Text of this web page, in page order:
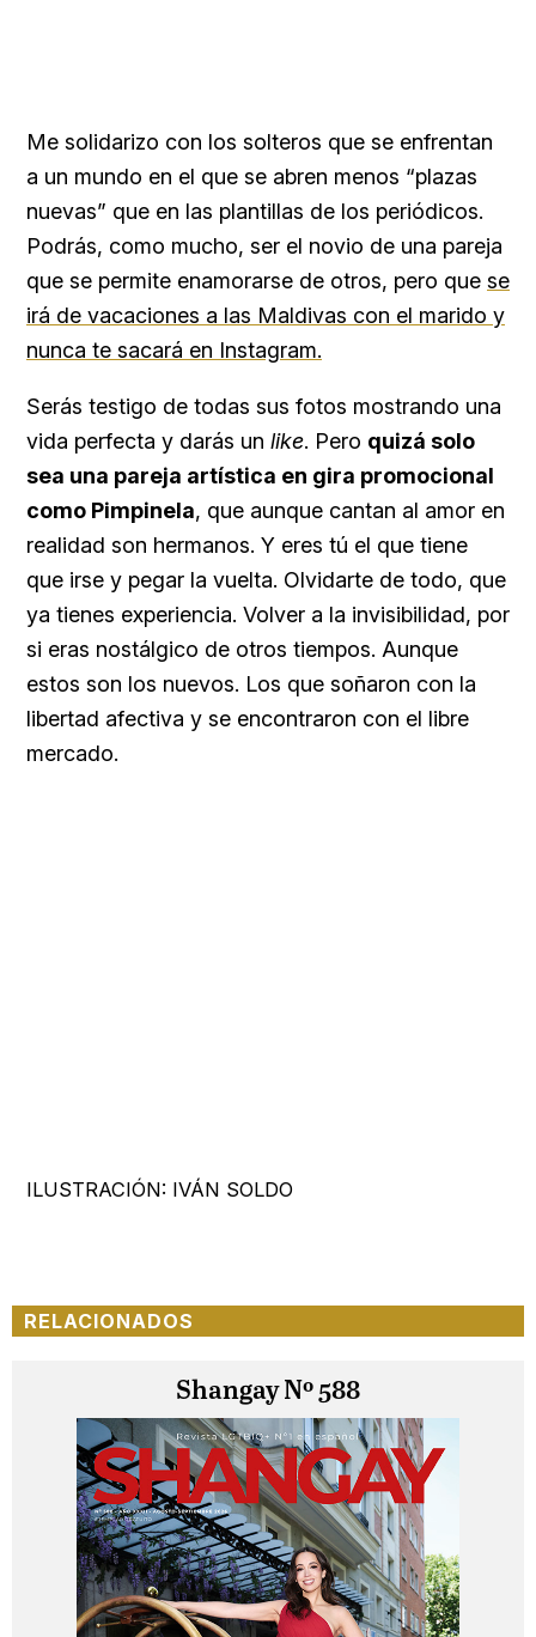
Me solidarizo con los solteros que se enfrentan
a un mundo en el que se abren menos “plazas
nuevas” que en las plantillas de los periódicos.
Podrás, como mucho, ser el novio de una pareja
que se permite enamorarse de otros, pero que se
irá de vacaciones a las Maldivas con el marido y
nunca te sacará en Instagram.
Serás testigo de todas sus fotos mostrando una
vida perfecta y darás un like. Pero quizá solo
sea una pareja artística en gira promocional
como Pimpinela, que aunque cantan al amor en
realidad son hermanos. Y eres tú el que tiene
que irse y pegar la vuelta. Olvidarte de todo, que
ya tienes experiencia. Volver a la invisibilidad, por
si eras nostálgico de otros tiempos. Aunque
estos son los nuevos. Los que soñaron con la
libertad afectiva y se encontraron con el libre
mercado.
ILUSTRACIÓN: IVÁN SOLDO
RELACIONADOS
Shangay Nº 588